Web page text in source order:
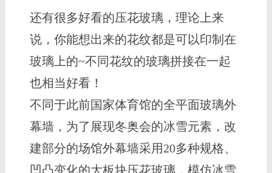
还有很多好看的压花玻璃，理论上来
说，你能想出来的花纹都是可以印制在
玻璃上的~不同花纹的玻璃拼接在一起
也相当好看！
不同于此前国家体育馆的全平面玻璃外
幕墙，为了展现冬奥会的冰雪元素，改
建部分的场馆外幕墙采用20多种规格、
凹凸变化的大板块压花玻璃，模仿冰雪